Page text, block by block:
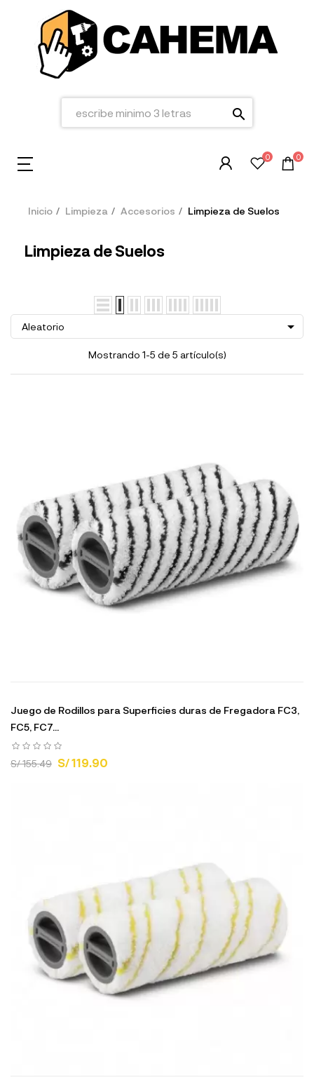
search
0 0
Inicio Limpieza Accesorios Limpieza de Suelos
Limpieza de Suelos
Aleatorio 
Mostrando 1-5 de 5 artículo(s)
Juego de Rodillos para Superficies duras de Fregadora FC3,
FC5, FC7...
S/ 155.49 S/ 119.90